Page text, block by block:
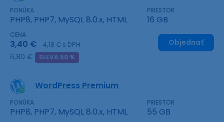
PONÚKA
PHP8, PHP7, MySQL 8.0.x, HTML
PRIESTOR
16 GB
CENA
3,40 € 4,18 € s DPH
6,80 € SLEVA 50 %
Objednať
WordPress Premium
PONÚKA
PHP8, PHP7, MySQL 8.0.x, HTML
PRIESTOR
55 GB